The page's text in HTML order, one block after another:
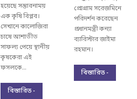
হয়েছে সম্ভাবনাময়
এক কৃষি বিপ্লব।
সেখানে কালোজিরা
চাষে আশাতীত
সাফল্য পেয়ে স্থানীয়
কৃষকেরা এই
ফসলকে...
বিস্তারিত -
প্রোগ্রাম সরেজমিনে
পরিদর্শন করেছেন
প্রধানমন্ত্রী কন্যা
ব্যারিস্টার জাইমা
রহমান।
বিস্তারিত -